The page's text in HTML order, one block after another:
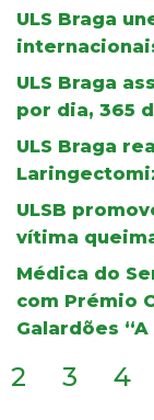
ULS Braga
ULS Braga
por dia, 365
ULS Braga
ULSB
vítima
Médica do
com Prémio
Galardões
2 3 4